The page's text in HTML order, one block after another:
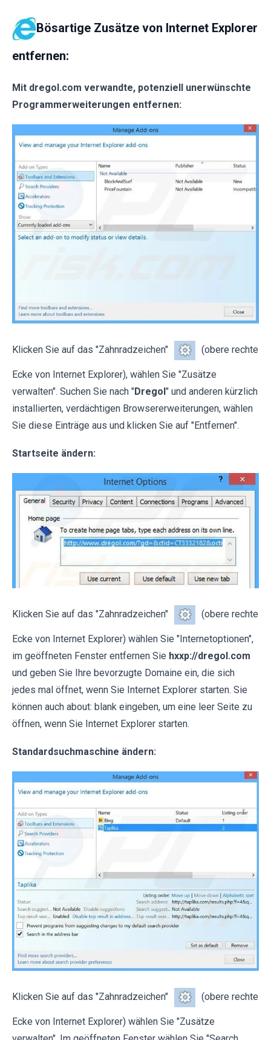
Bösartige Zusätze von Internet Explorer
entfernen:
Mit dregol.com verwandte, potenziell unerwünschte
Programmerweiterungen entfernen:
Klicken Sie auf das "Zahnradzeichen" (obere rechte
Ecke von Internet Explorer), wählen Sie "Zusätze
verwalten". Suchen Sie nach "Dregol" und anderen kürzlich
installierten, verdächtigen Browsererweiterungen, wählen
Sie diese Einträge aus und klicken Sie auf "Entfernen".
Startseite ändern:
Klicken Sie auf das "Zahnradzeichen" (obere rechte
Ecke von Internet Explorer) wählen Sie "Internetoptionen",
im geöffneten Fenster entfernen Sie hxxp://dregol.com
und geben Sie Ihre bevorzugte Domaine ein, die sich
jedes mal öffnet, wenn Sie Internet Explorer starten. Sie
können auch about: blank eingeben, um eine leer Seite zu
öffnen, wenn Sie Internet Explorer starten.
Standardsuchmaschine ändern:
Klicken Sie auf das "Zahnradzeichen" (obere rechte
Ecke von Internet Explorer) wählen Sie "Zusätze